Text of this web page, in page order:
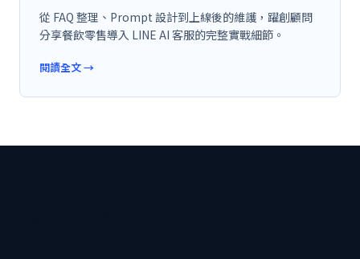
從 FAQ 整理、Prompt 設計到上線後的維護，躍創顧問
分享餐飲零售導入 LINE AI 客服的完整實戰細節。
閱讀全文→